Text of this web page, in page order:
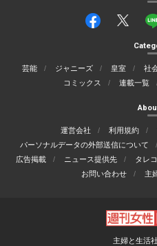
芸能 ジャニーズ 皇室 社
コミックス
連載一覧
運営会社 利用規約
パーソナルデータの外部送信について
広告掲載
ニュース提供先 タレ
お問い合わせ
主
主婦と生活